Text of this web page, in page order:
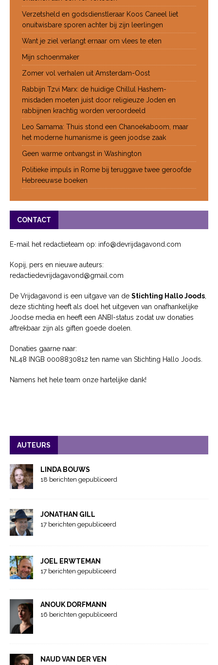
Verzetsheld en godsdienstleraar Koos Caneel liet
onuitwisbare sporen achter bij zijn leerlingen
Want je ziel verlangt ernaar om vlees te eten
Mijn schoenmaker
Zomer vol verhalen uit Amsterdam-Oost
Rabbijn Tzvi Marx: de huidige Chillul Hashem-
misdaden moeten juist door religieuze Joden en
rabbijnen krachtig worden veroordeeld
Leo Samama: Thuis stond een Chanoekaboom, maar
het moderne humanisme is geen joodse zaak
Geen warme ontvangst in Washington
Politieke impuls in Rome bij teruggave twee geroofde
Hebreeuwse boeken
CONTACT
E-mail het redactieteam op: info@devrijdagavond.com
Kopij, pers en nieuwe auteurs:
redactiedevrijdagavond@gmail.com
De Vrijdagavond is een uitgave van de Stichting Hallo Joods
deze stichting heeft als doel het uitgeven van onafhankelijke
Joodse media en heeft een ANBI-status zodat uw donaties
aftrekbaar zijn als giften goede doelen.
Donaties gaarne naar:
NL48 INGB 0008830812 ten name van Stichting Hallo Joods.
Namens het hele team onze hartelijke dank!
AUTEURS
LINDA BOUWS
18 berichten gepubliceerd
JONATHAN GILL
17 berichten gepubliceerd
JOEL ERWTEMAN
17 berichten gepubliceerd
ANOUK DORFMANN
16 berichten gepubliceerd
NAUD VAN DER VEN